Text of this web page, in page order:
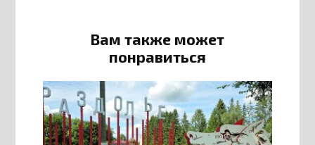
Вам также может
понравиться